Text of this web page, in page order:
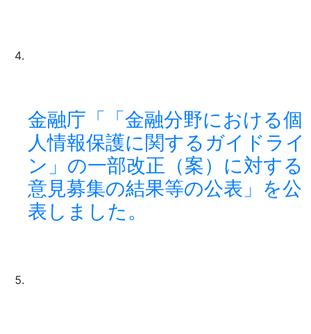
金融庁「「金融分野における個
人情報保護に関するガイドライ
ン」の一部改正（案）に対する
意見募集の結果等の公表」を公
表しました。